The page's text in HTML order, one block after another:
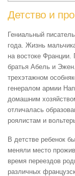
Детство и
Гениальный
года. Жизнь
на востоке
братья Абель и
трехэтажном
генералом армии
домашним
отличалась
роялистам и
В детстве ребенок
меняли место
время переездов
различных